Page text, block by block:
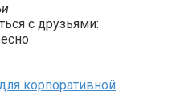
с друзьями:
корпоративной